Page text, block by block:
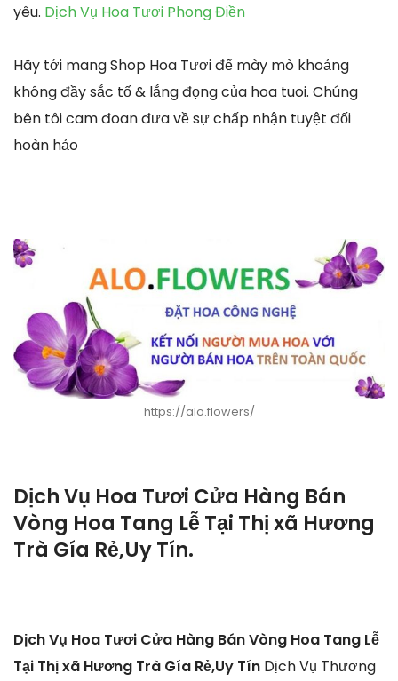
yêu. Dịch Vụ Hoa Tươi Phong Điền
Hãy tới mang Shop Hoa Tươi để mày mò khoảng
không đầy sắc tố & lắng đọng của hoa tuoi. Chúng
bên tôi cam đoan đưa về sự chấp nhận tuyệt đối
hoàn hảo
https://alo.flowers/
Dịch Vụ Hoa Tươi Cửa Hàng Bán
Vòng Hoa Tang Lễ Tại Thị xã Hương
Trà Gía Rẻ,Uy Tín.
Dịch Vụ Hoa Tươi Cửa Hàng Bán Vòng Hoa Tang Lễ
Tại Thị xã Hương Trà Gía Rẻ,Uy Tín Dịch Vụ Thương